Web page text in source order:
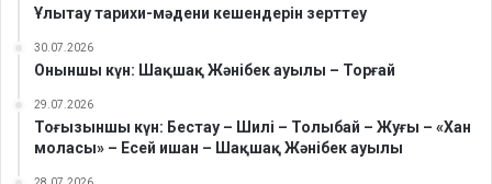
Ұлытау тарихи-мәдени кешендерін зерттеу
30.07.2026
Оныншы күн: Шақшақ Жәнібек ауылы – Торғай
29.07.2026
Тоғызыншы күн: Бестау – Шилі – Толыбай – Жуғы – «Хан
моласы» – Есей ишан – Шақшақ Жәнібек ауылы